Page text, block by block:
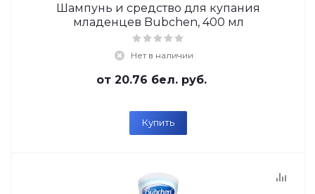
Шампунь и средство для купания
младенцев Bubchen, 400 мл
Нет в наличии
от 20.76 бел. руб.
Купить